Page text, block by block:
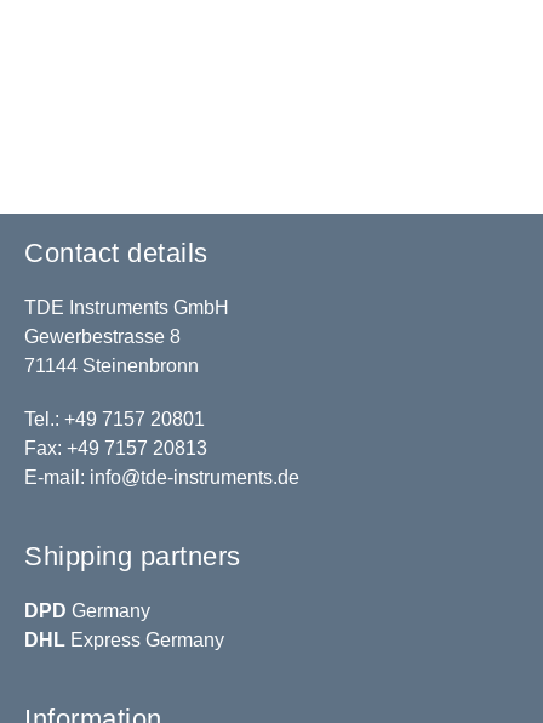
Contact details
TDE Instruments GmbH
Gewerbestrasse 8
71144 Steinenbronn
Tel.: +49 7157 20801
Fax: +49 7157 20813
E-mail: info@tde-instruments.de
Shipping partners
DPD Germany
DHL Express Germany